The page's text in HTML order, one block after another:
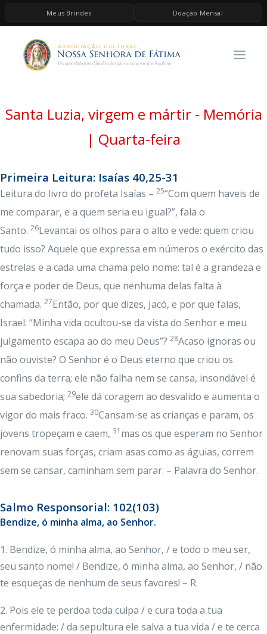
Meus Brindes Doação Mensal
HOME
A ASSOCIAÇÃO
ESPIRITUALIDADE
QUERO DOAR
Santa Luzia, virgem e mártir - Memória
| Quarta-feira
Primeira Leitura: Isaías 40,25-31
Leitura do livro do profeta Isaías – 25“Com quem haveis de
me comparar, e a quem seria eu igual?”, fala o
Santo. 26Levantai os olhos para o alto e vede: quem criou
tudo isso? Aquele que expressa em números o exército das
estrelas e a cada uma chama pelo nome: tal é a grandeza e
força e poder de Deus, que nenhuma delas falta à
chamada. 27Então, por que dizes, Jacó, e por que falas,
Israel: “Minha vida ocultou-se da vista do Senhor e meu
julgamento escapa ao do meu Deus”? 28Acaso ignoras ou
não ouviste? O Senhor é o Deus eterno que criou os
confins da terra; ele não falha nem se cansa, insondável é
sua sabedoria; 29ele dá coragem ao desvalido e aumenta o
vigor do mais fraco. 30Cansam-se as crianças e param, os
jovens tropeçam e caem, 31 mas os que esperam no Senhor
renovam suas forças, criam asas como as águias, correm
sem se cansar, caminham sem parar. – Palavra do Senhor.
Salmo Responsorial: 102(103)
Bendize, ó minha alma, ao Senhor.
1. Bendize, ó minha alma, ao Senhor, / e todo o meu ser,
seu santo nome! / Bendize, ó minha alma, ao Senhor, / não
te esqueças de nenhum de seus favores! – R.
2. Pois ele te perdoa toda culpa / e cura toda a tua
enfermidade; / da sepultura ele salva a tua vida / e te cerca